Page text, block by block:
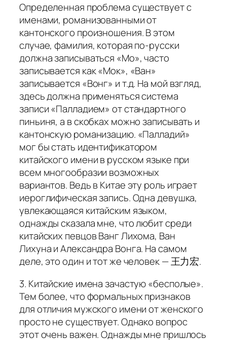
Определенная проблема существует с
именами, романизованными от
кантонского произношения. В этом
случае, фамилия, которая по-русски
должна записываться «Мо», часто
записывается как «Мок», «Ван»
записывается «Вонг» и т.д. На мой взгляд,
здесь должна применяться система
записи «Палладием» от стандартного
пиньиня, а в скобках можно записывать и
кантонскую романизацию. «Палладий»
мог бы стать идентификатором
китайского имени в русском языке при
всем многообразии возможных
вариантов. Ведь в Китае эту роль играет
иероглифическая запись. Одна девушка,
увлекающаяся китайским языком,
однажды сказала мне, что любит среди
китайских певцов Ванг Лихома, Ван
Лихуна и Александра Вонга. На самом
деле, это один и тот же человек — 王力宏.
3. Китайские имена зачастую «бесполые».
Тем более, что формальных признаков
для отличия мужского имени от женского
просто не существует. Однако вопрос
этот очень важен. Однажды мне пришлось